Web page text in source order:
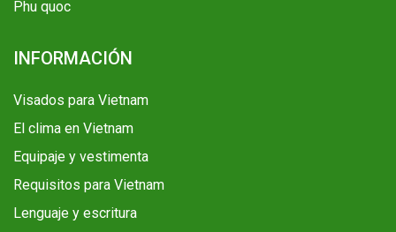
Phu quoc
INFORMACIÓN
Visados para Vietnam
El clima en Vietnam
Equipaje y vestimenta
Requisitos para Vietnam
Lenguaje y escritura